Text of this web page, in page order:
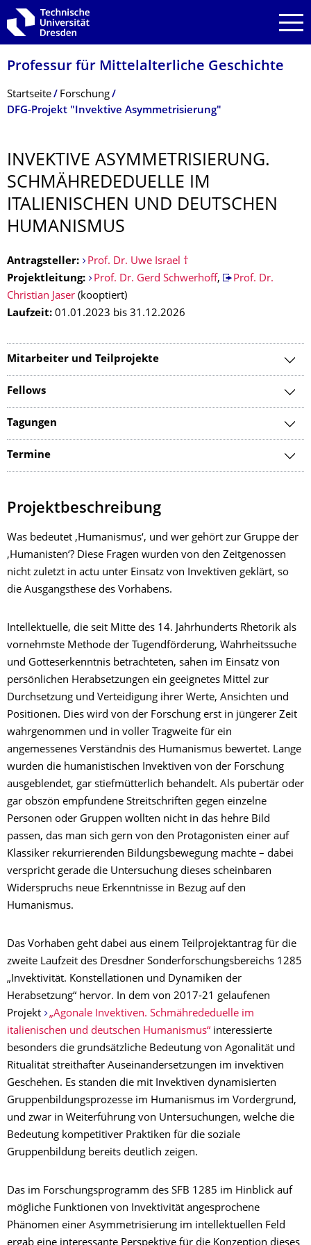
Zur Hauptnavigation springen
Zur Suche springen
Zum Inhalt springen
Professur für Mittelalterliche Geschichte
Breadcrumb-Menü
Startseite
Forschung
DFG-Projekt "Invektive Asymmetrisierung"
INVEKTIVE ASYMMETRISIE­RUNG.
SCHMÄHREDEDUEL­LE IM
ITALIENISCHEN UND DEUTSCHEN
HUMANISMUS
Antragsteller:
Prof. Dr. Uwe Israel †
Projektleitung:
Prof. Dr. Gerd Schwerhoff,
Prof. Dr.
Christian Jaser (kooptiert)
Laufzeit: 01.01.2023 bis 31.12.2026
Mitarbeiter und Teilprojekte
Fellows
Tagungen
Termine
Projektbeschreibung
Was bedeutet ‚Humanismus‘, und wer gehört zur Gruppe der
‚Humanisten‘? Diese Fragen wurden von den Zeitgenossen
nicht zuletzt in actu unter Einsatz von Invektiven geklärt, so
die Ausgangsthese des Vorhabens.
Intellektuelle, die seit Mitte des 14. Jahrhunderts Rhetorik als
vornehmste Methode der Tugendförderung, Wahrheitssuche
und Gotteserkenntnis betrachteten, sahen im Einsatz von
persönlichen Herabsetzungen ein geeignetes Mittel zur
Durchsetzung und Verteidigung ihrer Werte, Ansichten und
Positionen. Dies wird von der Forschung erst in jüngerer Zeit
wahrgenommen und in voller Tragweite für ein
angemessenes Verständnis des Humanismus bewertet. Lange
wurden die humanistischen Invektiven von der Forschung
ausgeblendet, gar stiefmütterlich behandelt. Als pubertär oder
gar obszön empfundene Streitschriften gegen einzelne
Personen oder Gruppen wollten nicht in das hehre Bild
passen, das man sich gern von den Protagonisten einer auf
Klassiker rekurrierenden Bildungsbewegung machte – dabei
verspricht gerade die Untersuchung dieses scheinbaren
Widerspruchs neue Erkenntnisse in Bezug auf den
Humanismus.
Das Vorhaben geht dabei aus einem Teilprojektantrag für die
zweite Laufzeit des Dresdner Sonderforschungsbereichs 1285
„Invektivität. Konstellationen und Dynamiken der
Herabsetzung“ hervor. In dem von 2017-21 gelaufenen
Projekt
„Agonale Invektiven. Schmährededuelle im
italienischen und deutschen Humanismus“ interessierte
besonders die grundsätzliche Bedeutung von Agonalität und
Ritualität streithafter Auseinandersetzungen im invektiven
Geschehen. Es standen die mit Invektiven dynamisierten
Gruppenbildungsprozesse im Humanismus im Vordergrund,
und zwar in Weiterführung von Untersuchungen, welche die
Bedeutung kompetitiver Praktiken für die soziale
Gruppenbildung bereits deutlich zeigen.
Das im Forschungsprogramm des SFB 1285 im Hinblick auf
mögliche Funktionen von Invektivität angesprochene
Phänomen einer Asymmetrisierung im intellektuellen Feld